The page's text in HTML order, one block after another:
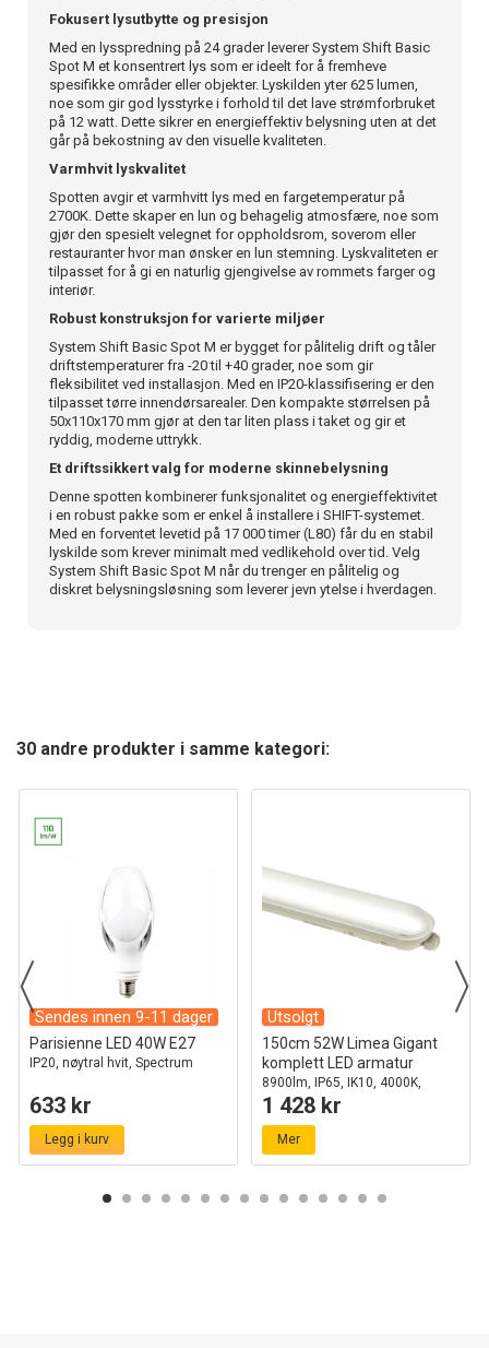
Fokusert lysutbytte og presisjon
Med en lysspredning på 24 grader leverer System Shift Basic
Spot M et konsentrert lys som er ideelt for å fremheve
spesifikke områder eller objekter. Lyskilden yter 625 lumen,
noe som gir god lysstyrke i forhold til det lave strømforbruket
på 12 watt. Dette sikrer en energieffektiv belysning uten at det
går på bekostning av den visuelle kvaliteten.
Varmhvit lyskvalitet
Spotten avgir et varmhvitt lys med en fargetemperatur på
2700K. Dette skaper en lun og behagelig atmosfære, noe som
gjør den spesielt velegnet for oppholdsrom, soverom eller
restauranter hvor man ønsker en lun stemning. Lyskvaliteten er
tilpasset for å gi en naturlig gjengivelse av rommets farger og
interiør.
Robust konstruksjon for varierte miljøer
System Shift Basic Spot M er bygget for pålitelig drift og tåler
driftstemperaturer fra -20 til +40 grader, noe som gir
fleksibilitet ved installasjon. Med en IP20-klassifisering er den
tilpasset tørre innendørsarealer. Den kompakte størrelsen på
50x110x170 mm gjør at den tar liten plass i taket og gir et
ryddig, moderne uttrykk.
Et driftssikkert valg for moderne skinnebelysning
Denne spotten kombinerer funksjonalitet og energieffektivitet
i en robust pakke som er enkel å installere i SHIFT-systemet.
Med en forventet levetid på 17 000 timer (L80) får du en stabil
lyskilde som krever minimalt med vedlikehold over tid. Velg
System Shift Basic Spot M når du trenger en pålitelig og
diskret belysningsløsning som leverer jevn ytelse i hverdagen.
30 andre produkter i samme kategori:
Sendes innen 9-11 dager
Parisienne LED 40W E27
IP20, nøytral hvit, Spectrum
633 kr
Legg i kurv
Utsolgt
150cm 52W Limea Gigant
komplett LED armatur
8900lm, IP65, IK10, 4000K,
gjennomkoblet
1 428 kr
Mer